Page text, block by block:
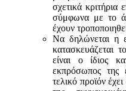
σχετικά κριτήρια
σύμφωνα με τo
έχουν
Να δηλώνεται η
κατασκευάζεται
είναι ο ίδιος
εκπρόσωπος της
τελικό προϊόν